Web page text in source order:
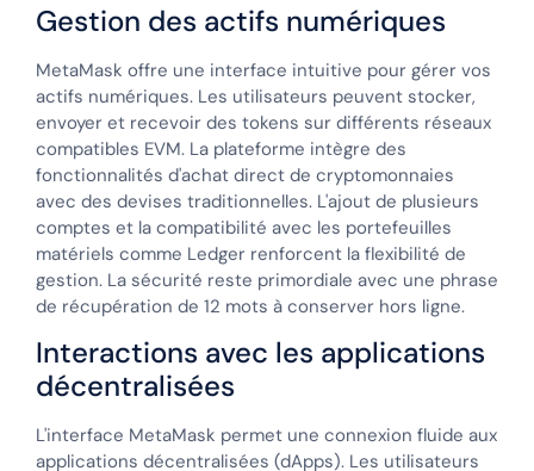
Gestion des actifs numériques
MetaMask offre une interface intuitive pour gérer vos
actifs numériques. Les utilisateurs peuvent stocker,
envoyer et recevoir des tokens sur différents réseaux
compatibles EVM. La plateforme intègre des
fonctionnalités d'achat direct de cryptomonnaies
avec des devises traditionnelles. L'ajout de plusieurs
comptes et la compatibilité avec les portefeuilles
matériels comme Ledger renforcent la flexibilité de
gestion. La sécurité reste primordiale avec une phrase
de récupération de 12 mots à conserver hors ligne.
Interactions avec les applications
décentralisées
L'interface MetaMask permet une connexion fluide aux
applications décentralisées (dApps). Les utilisateurs